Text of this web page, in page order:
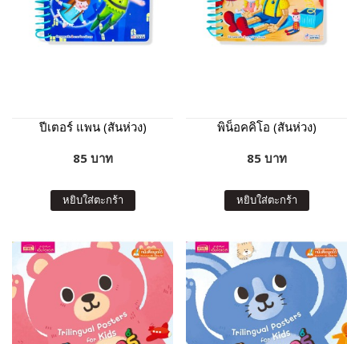
ปีเตอร์ แพน (สันห่วง)
85 บาท
หยิบใส่ตะกร้า
พิน็อคคิโอ (สันห่วง)
85 บาท
หยิบใส่ตะกร้า